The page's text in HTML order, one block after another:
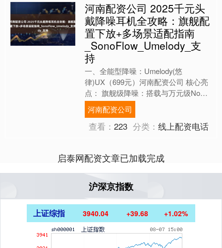
河南配资公司 2025千元头
戴降噪耳机全攻略：旗舰配
置下放+多场景适配指南
_SonoFlow_Umelody_支
持
一、全能型降噪：Umelody(悠
律)UX（699元）河南配资公司 核心亮
点： 旗舰级降噪：搭载与万元级Noble
Apollo同源的ADI独立数字降噪方案
（A....
河南配资公司
查看：223 分类：线上配资电话
启泰网配资文章已加载完成
沪深京指数
上证综指 3940.04 +39.68 +1.02%